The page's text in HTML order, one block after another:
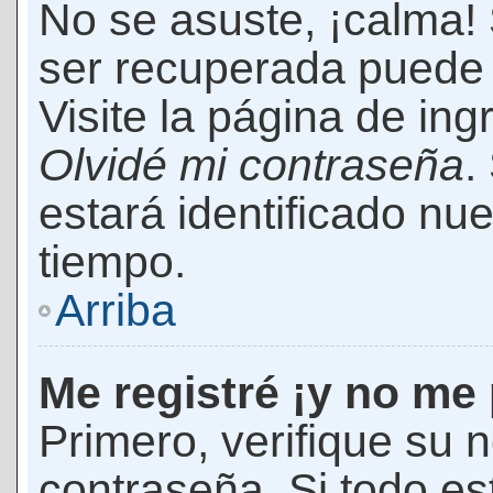
No se asuste,
ser recuperada
Visite la página de
Olvidé mi contraseña.
estará identificado
tiempo.
Arriba
Me registré ¡y no
Primero, verifique su